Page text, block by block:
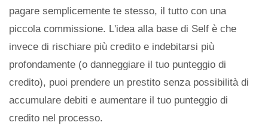
pagare semplicemente te stesso, il tutto con una
piccola commissione. L'idea alla base di Self è che
invece di rischiare più credito e indebitarsi più
profondamente (o danneggiare il tuo punteggio di
credito), puoi prendere un prestito senza possibilità di
accumulare debiti e aumentare il tuo punteggio di
credito nel processo.